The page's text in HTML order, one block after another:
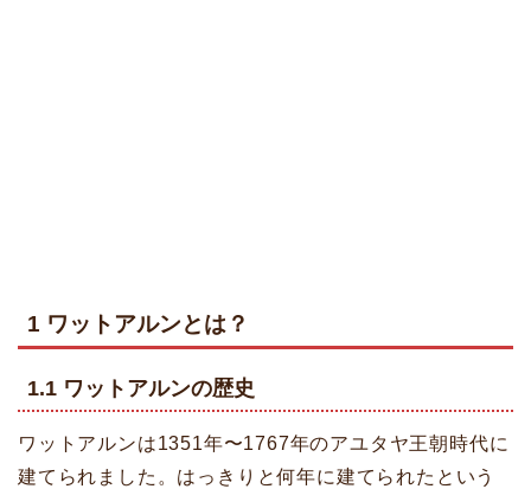
1 ワットアルンとは？
1.1 ワットアルンの歴史
ワットアルンは1351年〜1767年のアユタヤ王朝時代に
建てられました。はっきりと何年に建てられたという